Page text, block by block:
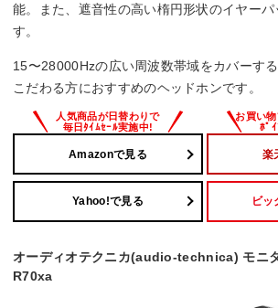
コード長
能。また、遮音性の高い楕円形状のイヤーパ
す。
15〜28000Hzの広い周波数帯域をカバーす
こだわる方におすすめのヘッドホンです。
Amazonで見る 楽
Yahoo!で見る ビッ
オーディオテクニカ(audio-technica) モニ
R70xa